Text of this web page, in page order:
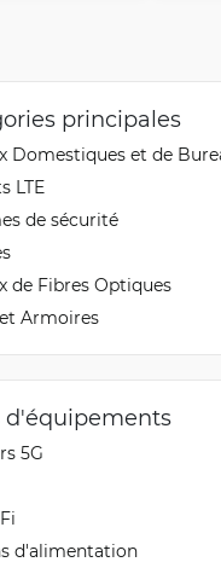
principales
Domestiques et de
LTE
de sécurité
de Fibres Optiques
Armoires
d'équipements
5G
d'alimentation